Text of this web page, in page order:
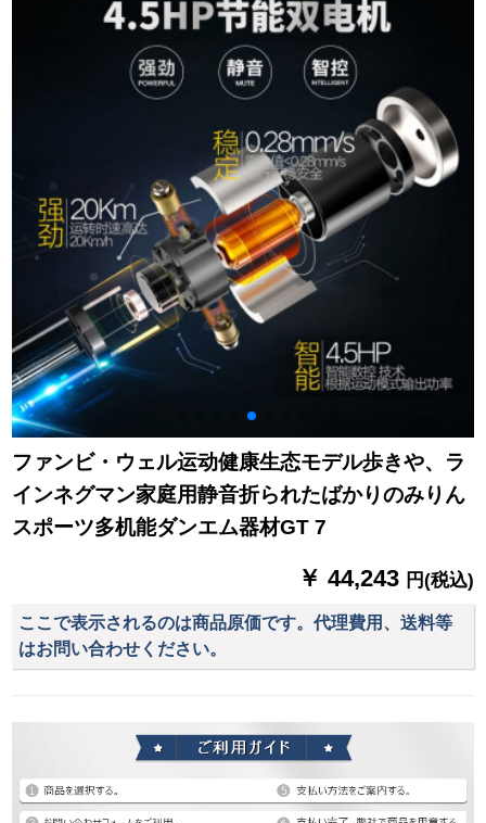
ジットネ機材豪華型
ズ-活力オリン-生放送
ハジビバー-お届けま
す。
ファンビ・ウェル运动健康生态モデル歩きや、ラ
インネグマン家庭用静音折られたばかりのみりん
スポーツ多机能ダンエム器材GT 7
￥ 44,243 円(税込)
ここで表示されるのは商品原価です。代理費用、送料等
はお問い合わせください。